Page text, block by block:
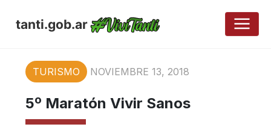
tanti.gob.ar
TURISMO NOVIEMBRE 13, 2018
5º Maratón Vivir Sanos